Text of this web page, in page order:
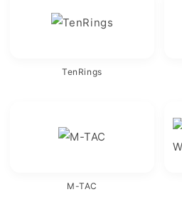
TenRings
M-TAC